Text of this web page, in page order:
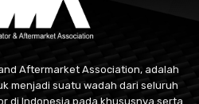
Aftermarket Association, adalah
menjadi suatu wadah dari seluruh
di Indonesia pada khususnya serta